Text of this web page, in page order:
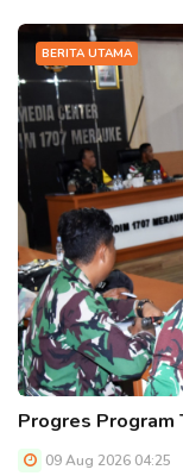
BERITA UTAMA
Progres Program
09 Aug 2026 04:25